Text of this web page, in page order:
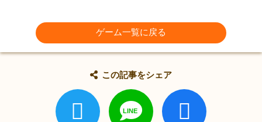
ゲーム一覧に戻る
この記事をシェア